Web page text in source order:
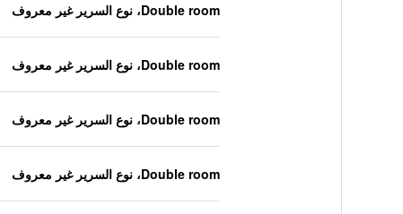
Double room، نوع السرير غير معروف
Double room، نوع السرير غير معروف
Double room، نوع السرير غير معروف
Double room، نوع السرير غير معروف